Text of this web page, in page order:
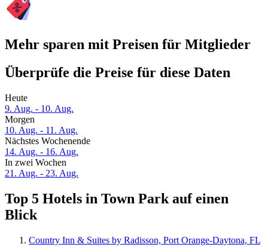
Mehr sparen mit Preisen für Mitglieder
Überprüfe die Preise für diese Daten
Heute
9. Aug. - 10. Aug.
Morgen
10. Aug. - 11. Aug.
Nächstes Wochenende
14. Aug. - 16. Aug.
In zwei Wochen
21. Aug. - 23. Aug.
Top 5 Hotels in Town Park auf einen
Blick
Country Inn & Suites by Radisson, Port Orange-Daytona, FL